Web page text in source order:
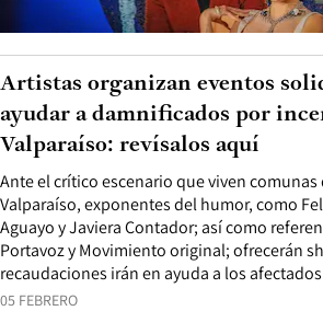
05 FEBRERO
Ante el crítico escenario que viven comunas
Valparaíso, exponentes del humor, como
Aguayo y Javiera Contador; así como
Portavoz y Movimiento original; ofrecerán
recaudaciones irán en ayuda a los
Artistas organizan eventos
ayudar a damnificados por
Valparaíso: revísalos aquí